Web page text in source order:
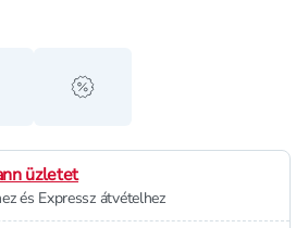
a bevásárló listához
alert when on sale
üzletet
és Expressz átvételhez